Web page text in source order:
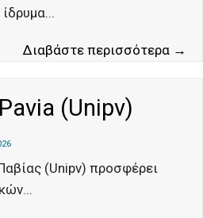
...
Διαβάστε περισσότερα →
(Unipv)
(Unipv) προσφέρει
...